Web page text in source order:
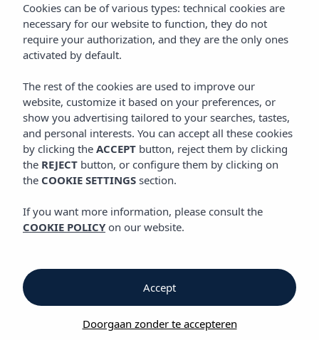
Home Ibiza
San Antonio De Portmany
Vibra Marco Polo I Hotel
SITUATIE
Situatie
Situatie
Vibra Marco Polo I Hotel
Via deze sectie weet U de exacte plaats waar we ons
bevinden, dankzij het gebruik van de technologie van de
interactieve landkaarten die we ter beschikking stellen.
Cookies can be of various types: technical cookies are
necessary for our website to function, they do not
require your authorization, and they are the only ones
activated by default.
The rest of the cookies are used to improve our
website, customize it based on your preferences, or
show you advertising tailored to your searches, tastes,
and personal interests. You can accept all these cookies
by clicking the ACCEPT button, reject them by clicking
the REJECT button, or configure them by clicking on
the COOKIE SETTINGS section.
If you want more information, please consult the
COOKIE POLICY on our website.
Doorgaan zonder te accepteren
Accept